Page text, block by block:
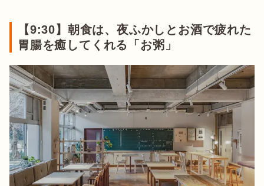
【9:30】朝食は、夜ふかしとお酒で疲れた
胃腸を癒してくれる「お粥」